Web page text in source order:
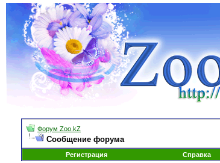
Форум Zoo.kZ
Сообщение форума
Регистрация
Справка